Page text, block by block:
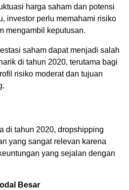
harga saham dan potensi
investor perlu memahami risiko
mengambil keputusan.
saham dapat menjadi salah
di tahun 2020, terutama bagi
risiko moderat dan tujuan
di tahun 2020, dropshipping
yang sangat relevan karena
yang sejalan dengan
Besar